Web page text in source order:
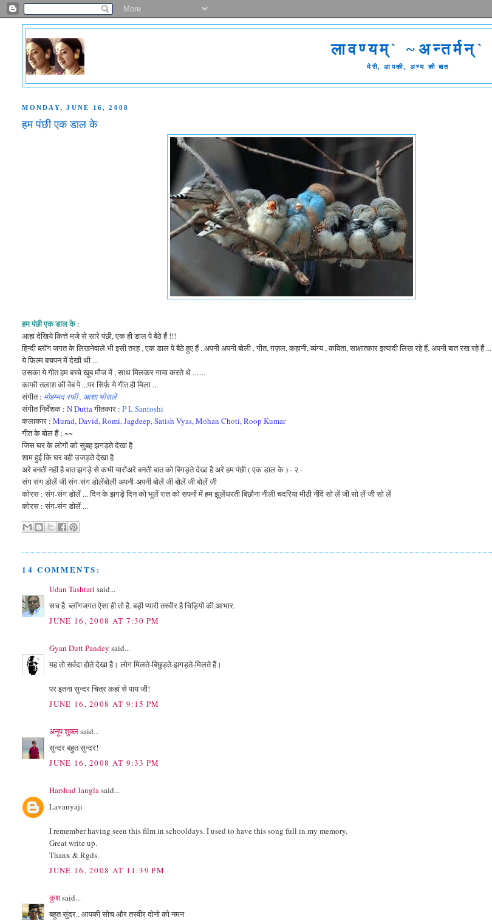
लावण्यम्` ~अन्तर्मन्`
मेरी, आपकी, अन्य की बात
MONDAY, JUNE 16, 2008
हम पंछी एक डाल के
हम पंछी एक डाल के:
आहा देखिये कित्ते मजे से सारे पंछी, एक ही डाल पे बैठे हैं !!!
हिन्दी ब्लॉग जगत के लिखनेवाले भी इसी तरह , एक डाल पे बैठे हुए हैं ..अपनी अपनी बोली , गीत, ग़ज़ल, कहानी, व्यंग्य , कविता, साक्षात्कार इत्यादी लिख रहे हैं, अपनी बात रख रहे हैं ...
ये फ़िल्म बचपन में देखी थी ...
उसका ये गीत हम बच्चे खूब मौज में , साथ मिलकर गाया करते थे .......
काफी तलाश की वेब पे ...पर सिर्फ़ ये गीत ही मिला ...
संगीत : मोहम्मद रफी, आशा भोसले
संगीत निर्देशक :N Duttaगीतकार : P L Santoshi
कलाकार :Murad,David,Romi,Jagdeep,Satish Vyas,Mohan Choti,Roop Kumar
गीत के बोल हैं ; ~~
जिस घर के लोगों को सुबह झगड़ते देखा है
शाम हुई कि घर वही उजड़ते देखा है
अरे बनती नहीं है बात झगड़े से कभी यारोंअरे बनती बात को बिगड़ते देखा है अरे हम पंछी ( एक डाल के ) - २ -
संग संग डोलें जी संग-संग डोलेंबोली अपनी-अपनी बोलें जी बोलें जी बोलें जी
कोरस : संग-संग डोलें ... दिन के झगड़े दिन को भूलें रात को सपनों में हम झूलेंधरती बिछौना नीली चदरिया मीठी नींदें सो लें जी सो लें जी सो लें
कोरस : संग-संग डोलें ...
14 COMMENTS:
Udan Tashtari said...
सच है. ब्लॉगजगत ऐसा ही तो है. बड़ी प्यारी तस्वीर है चिड़ियों की.आभार.
JUNE 16, 2008 AT 7:30 PM
Gyan Dutt Pandey said...
यह तो सर्वदा होते देखा है। लोग मिलते-बिछुड़ते-झगड़ते-मिलते हैं।
पर इतना सुन्दर चित्र कहां से पाय जी!
JUNE 16, 2008 AT 9:15 PM
अनूप शुक्लsaid...
सुन्दर बहुत सुन्दर!
JUNE 16, 2008 AT 9:33 PM
Harshad Janglasaid...
Lavanyaji
I remember having seen this film in schooldays. I used to have this song full in my memory.
Great write up.
Thanx & Rgds.
JUNE 16, 2008 AT 11:39 PM
कुशsaid...
बहुत सुंदर.. आपकी सोच और तस्वीर दोनो को नमन